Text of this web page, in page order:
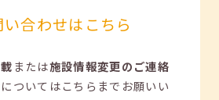
い合わせはこちら
または施設情報変更のご連絡
ついてはこちらまでお願いい